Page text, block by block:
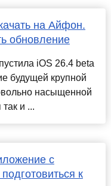
на Айфон.
обновление
iOS 26.4 beta
будущей крупной
насыщенной
и ...
с
к